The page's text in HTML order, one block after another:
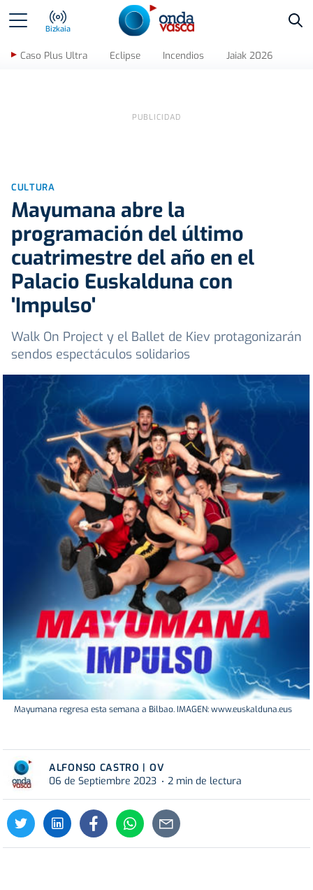
Bizkaia
Caso Plus Ultra Eclipse Incendios Jaiak 2026
CULTURA
Mayumana abre la
programación del último
cuatrimestre del año en el
Palacio Euskalduna con
'Impulso'
Walk On Project y el Ballet de Kiev protagonizarán
sendos espectáculos solidarios
Mayumana regresa esta semana a Bilbao. IMAGEN: www.euskalduna.eus
ALFONSO CASTRO | OV
06 de Septiembre 2023
2 min de lectura